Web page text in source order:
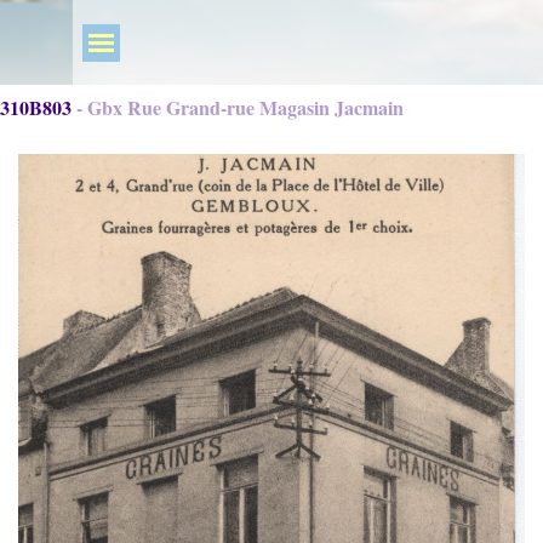
310B803 - Gbx Rue Grand-rue Magasin Jacmain